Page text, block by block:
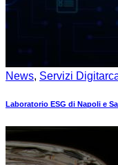
News, Servizi
Laboratorio ESG di Napoli e